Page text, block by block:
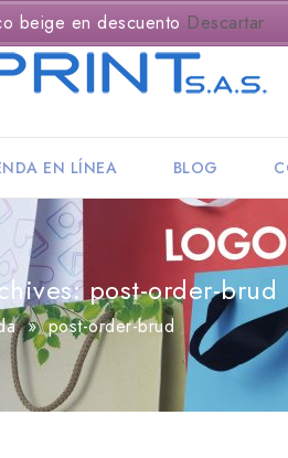
EN LÍNEA BLOG
post-order-brud
» post-order-brud
beige en descuento Descartar